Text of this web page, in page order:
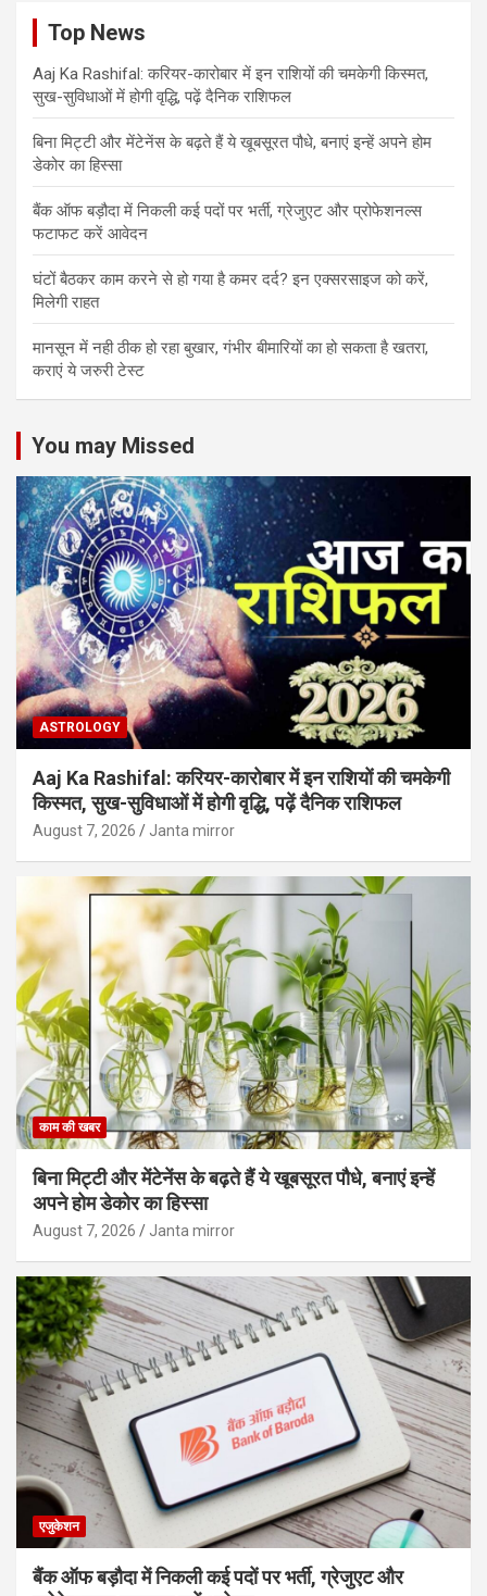
Top News
Aaj Ka Rashifal: करियर-कारोबार में इन राशियों की चमकेगी किस्मत,
सुख-सुविधाओं में होगी वृद्धि, पढ़ें दैनिक राशिफल
बिना मिट्टी और मेंटेनेंस के बढ़ते हैं ये खूबसूरत पौधे, बनाएं इन्‍हें अपने होम
डेकोर का हिस्‍सा
बैंक ऑफ बड़ौदा में निकली कई पदों पर भर्ती, ग्रेजुएट और प्रोफेशनल्स
फटाफट करें आवेदन
घंटों बैठकर काम करने से हो गया है कमर दर्द? इन एक्सरसाइज को करें,
मिलेगी राहत
मानसून में नही ठीक हो रहा बुखार, गंभीर बीमारियों का हो सकता है खतरा,
कराएं ये जरुरी टेस्ट
You may Missed
ASTROLOGY
Aaj Ka Rashifal: करियर-कारोबार में इन राशियों की चमकेगी
किस्मत, सुख-सुविधाओं में होगी वृद्धि, पढ़ें दैनिक राशिफल
August 7, 2026 Janta mirror
काम की खबर
बिना मिट्टी और मेंटेनेंस के बढ़ते हैं ये खूबसूरत पौधे, बनाएं इन्‍हें
अपने होम डेकोर का हिस्‍सा
August 7, 2026 Janta mirror
एजुकेशन
बैंक ऑफ बड़ौदा में निकली कई पदों पर भर्ती, ग्रेजुएट और